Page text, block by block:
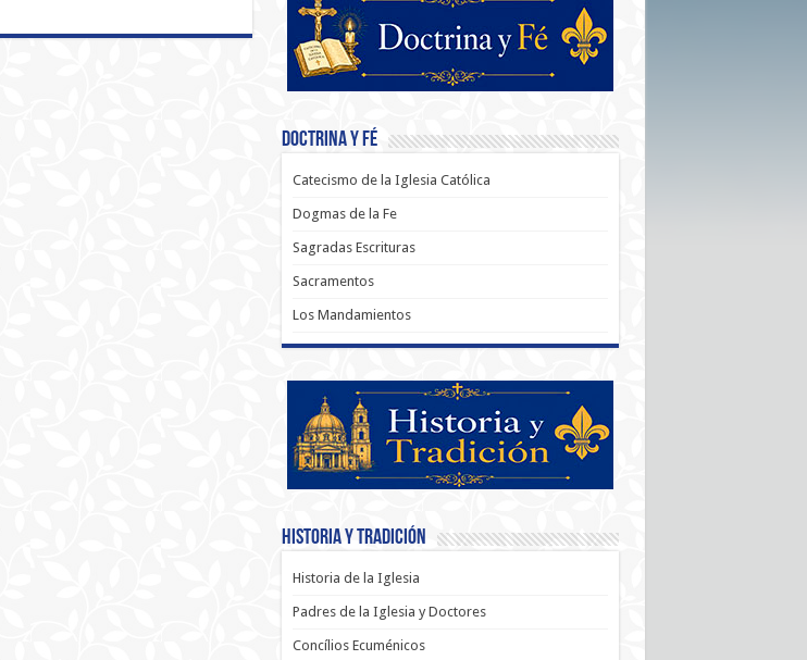
Doctrina y Fé
Catecismo de la Iglesia Católica
Dogmas de la Fe
Sagradas Escrituras
Sacramentos
Los Mandamientos
Historia y Tradición
Historia de la Iglesia
Padres de la Iglesia y Doctores
Concílios Ecuménicos